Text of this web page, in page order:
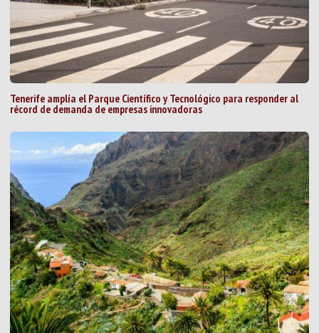
Tenerife amplía el Parque Científico y Tecnológico para responder al
récord de demanda de empresas innovadoras